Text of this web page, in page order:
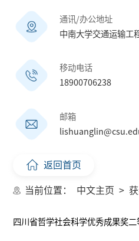
通讯/办公地址
中南大学交通运输工
移动电话
18900706238
邮箱
返回首页
当前位置： 中文主页 >
四川省哲学社会科学优秀成果奖